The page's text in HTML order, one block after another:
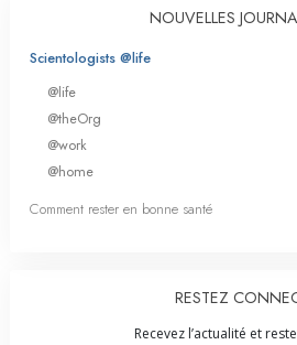
NOUVELLES
Scientologists @life
@life
@theOrg
@work
@home
Comment rester en bonne santé
RESTEZ
Recevez l’actualité et